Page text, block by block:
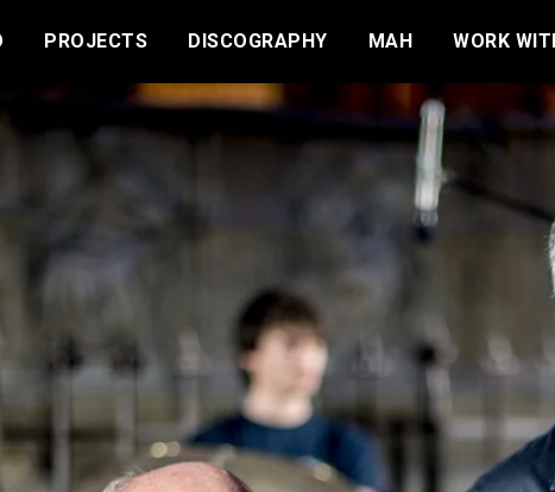
PROJECTS DISCOGRAPHY MAH WORK